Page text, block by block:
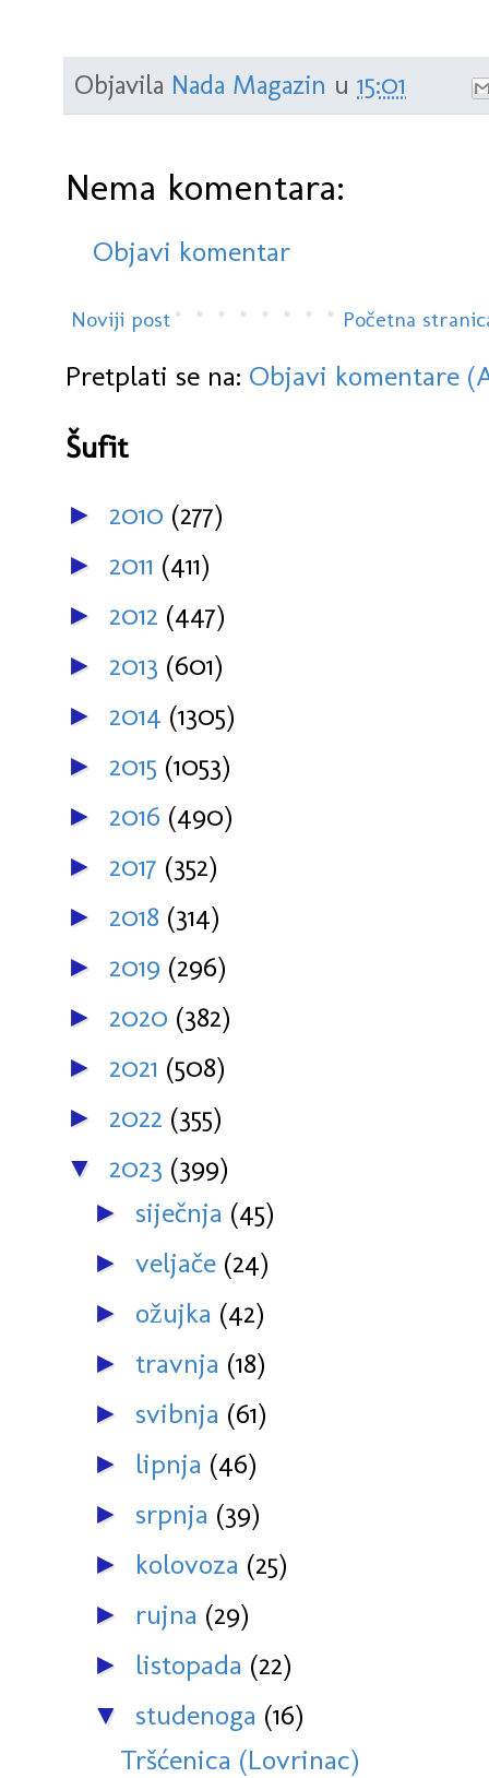
Objavila Nada Magazin u 15:01
Nema komentara:
Objavi komentar
Noviji post Početna
Pretplati se na: Objavi komentare
Šufit
► 2010 (277)
► 2011 (411)
► 2012 (447)
► 2013 (601)
► 2014 (1305)
► 2015 (1053)
► 2016 (490)
► 2017 (352)
► 2018 (314)
► 2019 (296)
► 2020 (382)
► 2021 (508)
► 2022 (355)
▼ 2023 (399)
► siječnja (45)
► veljače (24)
► ožujka (42)
► travnja (18)
► svibnja (61)
► lipnja (46)
► srpnja (39)
► kolovoza (25)
► rujna (29)
► listopada (22)
▼ studenoga (16)
Tršćenica (Lovrinac)